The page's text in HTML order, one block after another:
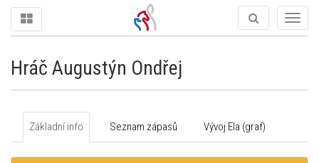
Hráč Augustýn Ondřej
Základní info Seznam zápasů Vývoj Ela (graf)